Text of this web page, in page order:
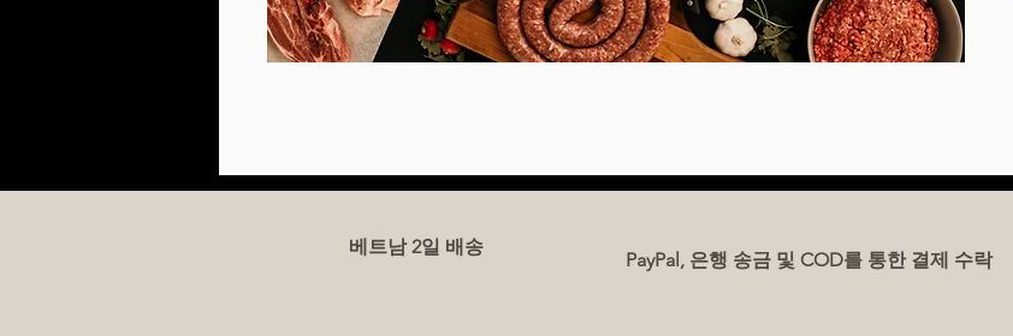
베트남 2일 배송
PayPal, 은행 송금 및 COD를 통한 결제 수락